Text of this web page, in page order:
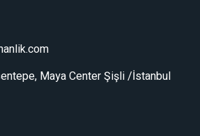
Maya Center Şişli /İstanbul